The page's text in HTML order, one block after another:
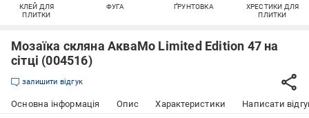
КЛЕЙ ДЛЯ
ПЛИТКИ
ФУГА ҐРУНТОВКА
ХРЕСТИКИ ДЛЯ
ПЛИТКИ
Мозаїка скляна АкваМо Limited Edition 47 на
сітці (004516)
залишити відгук
Основна інформація Опис Характеристики Написати